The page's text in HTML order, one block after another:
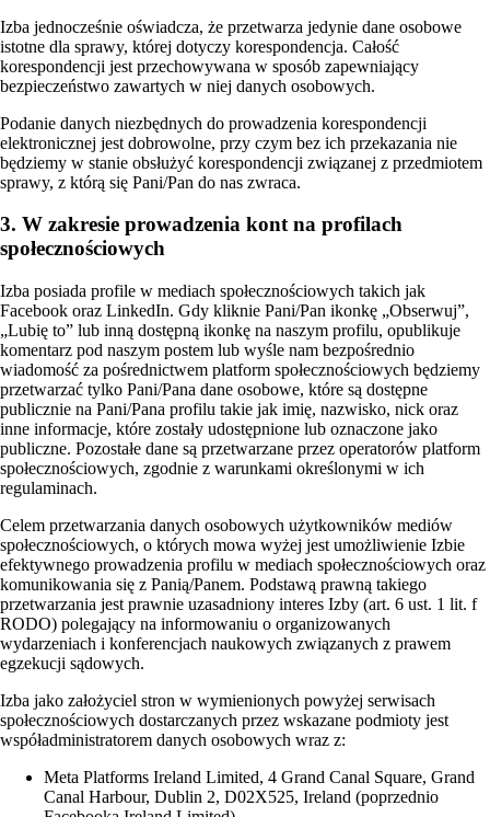
Izba jednocześnie oświadcza, że przetwarza jedynie dane osobowe
istotne dla sprawy, której dotyczy korespondencja. Całość
korespondencji jest przechowywana w sposób zapewniający
bezpieczeństwo zawartych w niej danych osobowych.
Podanie danych niezbędnych do prowadzenia korespondencji
elektronicznej jest dobrowolne, przy czym bez ich przekazania nie
będziemy w stanie obsłużyć korespondencji związanej z przedmiotem
sprawy, z którą się Pani/Pan do nas zwraca.
3. W zakresie prowadzenia kont na profilach
społecznościowych
Izba posiada profile w mediach społecznościowych takich jak
Facebook oraz LinkedIn. Gdy kliknie Pani/Pan ikonkę „Obserwuj”,
„Lubię to” lub inną dostępną ikonkę na naszym profilu, opublikuje
komentarz pod naszym postem lub wyśle nam bezpośrednio
wiadomość za pośrednictwem platform społecznościowych będziemy
przetwarzać tylko Pani/Pana dane osobowe, które są dostępne
publicznie na Pani/Pana profilu takie jak imię, nazwisko, nick oraz
inne informacje, które zostały udostępnione lub oznaczone jako
publiczne. Pozostałe dane są przetwarzane przez operatorów platform
społecznościowych, zgodnie z warunkami określonymi w ich
regulaminach.
Celem przetwarzania danych osobowych użytkowników mediów
społecznościowych, o których mowa wyżej jest umożliwienie Izbie
efektywnego prowadzenia profilu w mediach społecznościowych oraz
komunikowania się z Panią/Panem. Podstawą prawną takiego
przetwarzania jest prawnie uzasadniony interes Izby (art. 6 ust. 1 lit. f
RODO) polegający na informowaniu o organizowanych
wydarzeniach i konferencjach naukowych związanych z prawem
egzekucji sądowych.
Izba jako założyciel stron w wymienionych powyżej serwisach
społecznościowych dostarczanych przez wskazane podmioty jest
współadministratorem danych osobowych wraz z:
Meta Platforms Ireland Limited, 4 Grand Canal Square, Grand
Canal Harbour, Dublin 2, D02X525, Ireland (poprzednio